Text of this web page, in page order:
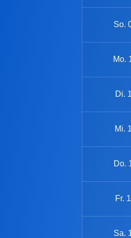
So.
Mo.
Di.
Mi.
Do.
Fr.
Sa.